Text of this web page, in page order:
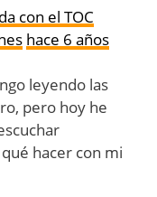
con el TOC
hace 6 años
leyendo las
pero hoy he
hacer con mi